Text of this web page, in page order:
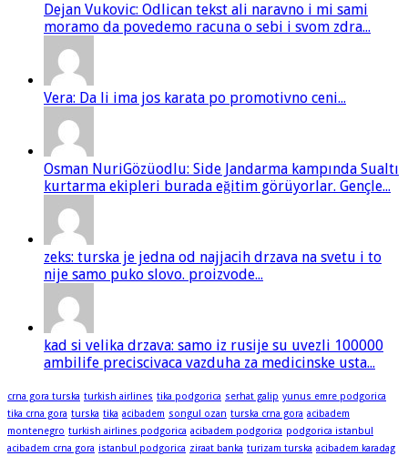
Dejan Vukovic: Odlican tekst ali naravno i mi sami
moramo da povedemo racuna o sebi i svom zdra...
Vera: Da li ima jos karata po promotivno ceni...
Osman NuriGözüodlu: Side Jandarma kampında Sualtı
kurtarma ekipleri burada eğitim görüyorlar. Gençle...
zeks: turska je jedna od najjacih drzava na svetu i to
nije samo puko slovo. proizvode...
kad si velika drzava: samo iz rusije su uvezli 100000
ambilife preciscivaca vazduha za medicinske usta...
crna gora turska turkish airlines tika podgorica serhat galip yunus emre podgorica
tika crna gora turska tika acibadem songul ozan turska crna gora acibadem
montenegro turkish airlines podgorica acibadem podgorica podgorica istanbul
acibadem crna gora istanbul podgorica ziraat banka turizam turska acibadem karadag